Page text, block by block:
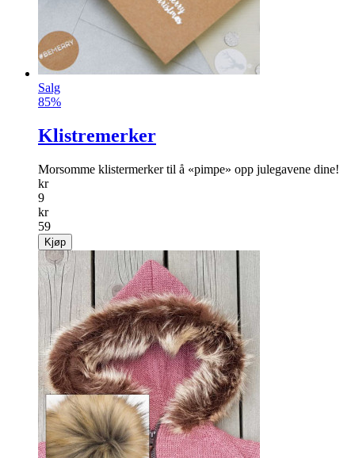
Salg
85%
Klistremerker
Morsomme klistermerker til å «pimpe» opp julegavene dine!
kr
9
kr
59
Kjøp